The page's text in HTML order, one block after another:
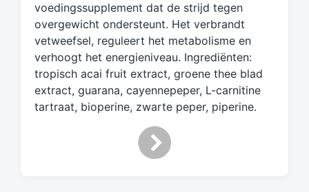
d
m
e
t
voedingssupplement dat de strijd tegen
overgewicht ondersteunt. Het verbrandt
vetweefsel, reguleert het metabolisme en
verhoogt het energieniveau. Ingrediënten:
tropisch acai fruit extract, groene thee blad
extract, guarana, cayennepeper, L-carnitine
tartraat, bioperine, zwarte peper, piperine.